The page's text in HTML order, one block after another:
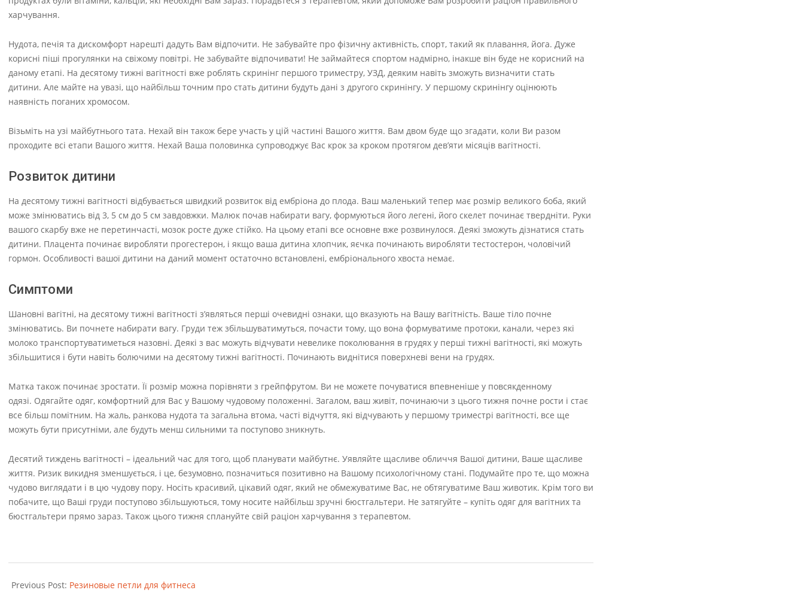
харчування.
Нудота, печія та дискомфорт нарешті дадуть Вам відпочити. Не забувайте про фізичну активність, спорт, такий як плавання, йога. Дуже
корисні піші прогулянки на свіжому повітрі. Не забувайте відпочивати! Не займайтеся спортом надмірно, інакше він буде не корисний на
даному етапі. На десятому тижні вагітності вже роблять скринінг першого триместру, УЗД, деяким навіть зможуть визначити стать
дитини. Але майте на увазі, що найбільш точним про стать дитини будуть дані з другого скринінгу. У першому скринінгу оцінюють
наявність поганих хромосом.
Візьміть на узі майбутнього тата. Нехай він також бере участь у цій частині Вашого життя. Вам двом буде що згадати, коли Ви разом
проходите всі етапи Вашого життя. Нехай Ваша половинка супроводжує Вас крок за кроком протягом дев’яти місяців вагітності.
Розвиток дитини
На десятому тижні вагітності відбувається швидкий розвиток від ембріона до плода. Ваш маленький тепер має розмір великого боба, який
може змінюватись від 3, 5 см до 5 см завдовжки. Малюк почав набирати вагу, формуються його легені, його скелет починає твердніти. Руки
вашого скарбу вже не перетинчасті, мозок росте дуже стійко. На цьому етапі все основне вже розвинулося. Деякі зможуть дізнатися стать
дитини. Плацента починає виробляти прогестерон, і якщо ваша дитина хлопчик, яєчка починають виробляти тестостерон, чоловічий
гормон. Особливості вашої дитини на даний момент остаточно встановлені, ембріонального хвоста немає.
Симптоми
Шановні вагітні, на десятому тижні вагітності з’являться перші очевидні ознаки, що вказують на Вашу вагітність. Ваше тіло почне
змінюватись. Ви почнете набирати вагу. Груди теж збільшуватимуться, почасти тому, що вона формуватиме протоки, канали, через які
молоко транспортуватиметься назовні. Деякі з вас можуть відчувати невелике поколювання в грудях у перші тижні вагітності, які можуть
збільшитися і бути навіть болючими на десятому тижні вагітності. Починають виднітися поверхневі вени на грудях.
Матка також починає зростати. Її розмір можна порівняти з грейпфрутом. Ви не можете почуватися впевненіше у повсякденному
одязі. Одягайте одяг, комфортний для Вас у Вашому чудовому положенні. Загалом, ваш живіт, починаючи з цього тижня почне рости і стає
все більш помітним. На жаль, ранкова нудота та загальна втома, часті відчуття, які відчувають у першому триместрі вагітності, все ще
можуть бути присутніми, але будуть менш сильними та поступово зникнуть.
Десятий тиждень вагітності – ідеальний час для того, щоб планувати майбутнє. Уявляйте щасливе обличчя Вашої дитини, Ваше щасливе
життя. Ризик викидня зменшується, і це, безумовно, позначиться позитивно на Вашому психологічному стані. Подумайте про те, що можна
чудово виглядати і в цю чудову пору. Носіть красивий, цікавий одяг, який не обмежуватиме Вас, не обтягуватиме Ваш животик. Крім того ви
побачите, що Ваші груди поступово збільшуються, тому носите найбільш зручні бюстгальтери. Не затягуйте – купіть одяг для вагітних та
бюстгальтери прямо зараз. Також цього тижня сплануйте свій раціон харчування з терапевтом.
11-
Previous Post: Резиновые петли для фитнеса